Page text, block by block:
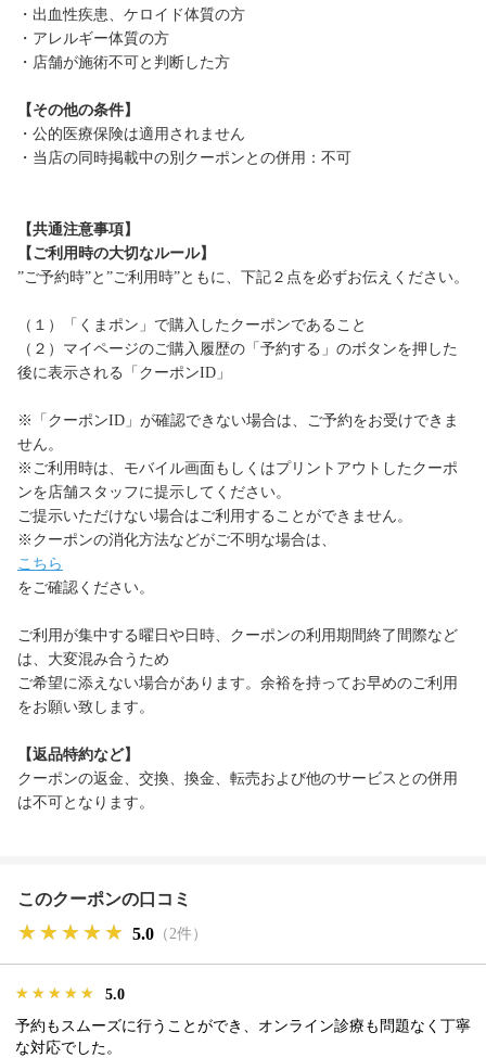
・出血性疾患、ケロイド体質の方
・アレルギー体質の方
・店舗が施術不可と判断した方
【その他の条件】
・公的医療保険は適用されません
・当店の同時掲載中の別クーポンとの併用：不可
【共通注意事項】
【ご利用時の大切なルール】
”ご予約時”と”ご利用時”ともに、下記２点を必ずお伝えください。
（１）「くまポン」で購入したクーポンであること
（２）マイページのご購入履歴の「予約する」のボタンを押した
後に表示される「クーポンID」
※「クーポンID」が確認できない場合は、ご予約をお受けできま
せん。
※ご利用時は、モバイル画面もしくはプリントアウトしたクーポ
ンを店舗スタッフに提示してください。
ご提示いただけない場合はご利用することができません。
※クーポンの消化方法などがご不明な場合は、
こちら
をご確認ください。
ご利用が集中する曜日や日時、クーポンの利用期間終了間際など
は、大変混み合うため
ご希望に添えない場合があります。余裕を持ってお早めのご利用
をお願い致します。
【返品特約など】
クーポンの返金、交換、換金、転売および他のサービスとの併用
は不可となります。
このクーポンの口コミ
★★★★★
★★★★★
★★★★★ 5.0 （2件）
★★★★★
★★★★★
★★★★★
5.0
予約もスムーズに行うことができ、オンライン診療も問題なく丁寧
な対応でした。